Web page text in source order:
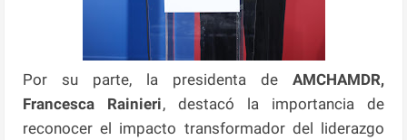
Por su parte, la presidenta de AMCHAMDR,
Francesca Rainieri, destacó la importancia de
reconocer el impacto transformador del liderazgo